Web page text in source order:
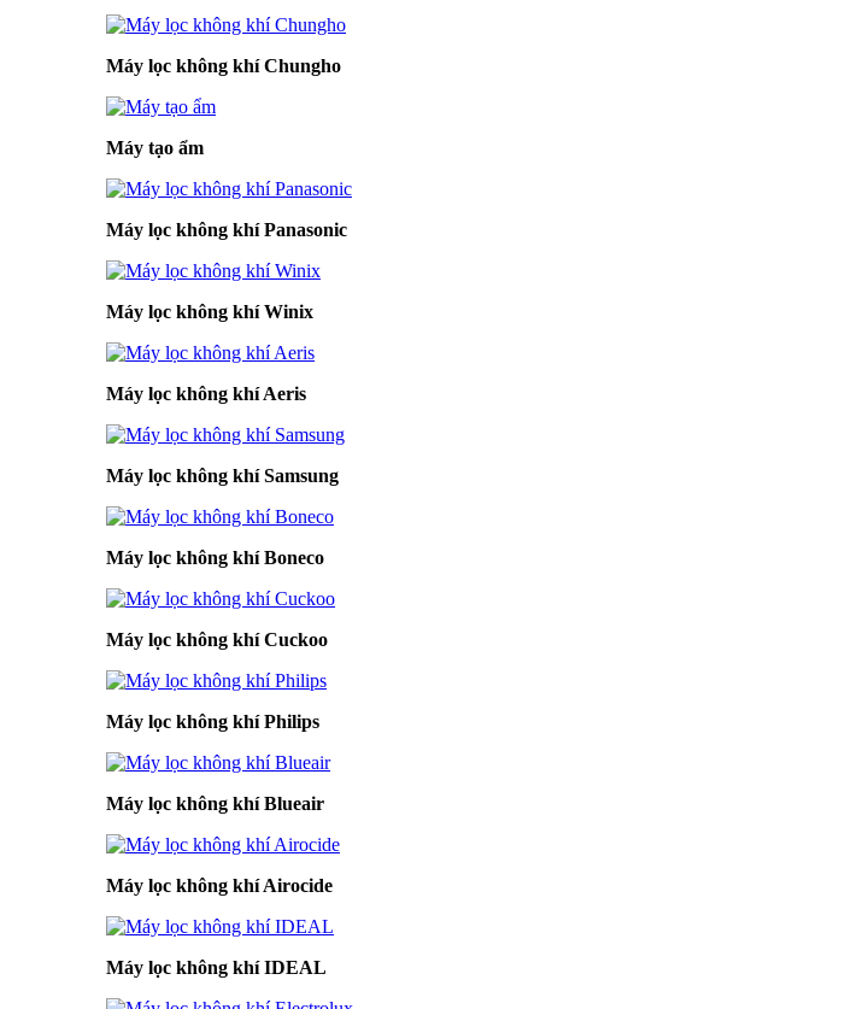
Máy lọc không khí Chungho
Máy tạo ẩm
Máy lọc không khí Panasonic
Máy lọc không khí Winix
Máy lọc không khí Aeris
Máy lọc không khí Samsung
Máy lọc không khí Boneco
Máy lọc không khí Cuckoo
Máy lọc không khí Philips
Máy lọc không khí Blueair
Máy lọc không khí Airocide
Máy lọc không khí IDEAL